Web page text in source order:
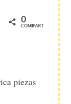
0
COMPARTIR
piezas